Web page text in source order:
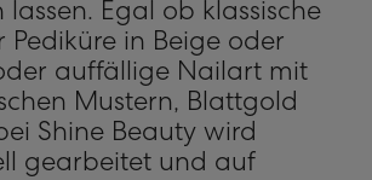
Egal ob klassische
Pediküre in Beige oder
auffällige Nailart mit
Mustern, Blattgold
Shine Beauty wird
gearbeitet und auf